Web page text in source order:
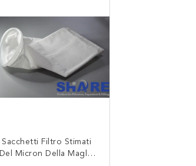
Sacchetti Filtro Stimati
Del Micron Della Maglia